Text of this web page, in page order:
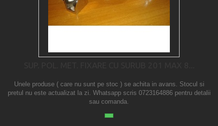
Unele produse ( care nu sunt pe stoc ) se achita in avans. Stocul si
pretul nu este actualizat la zi. Whatsapp scris 0723164886 pentru detalii
sau comanda.